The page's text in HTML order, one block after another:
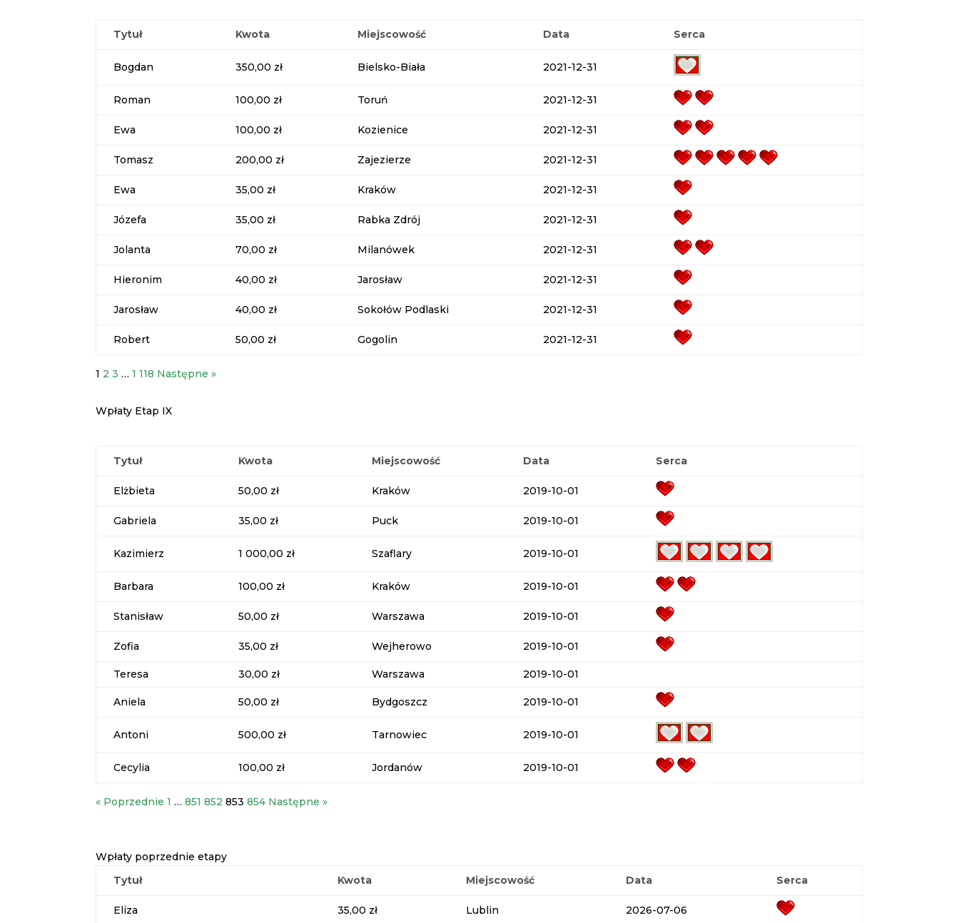
Tytuł Kwota Miejscowość Data Serca
Bogdan 350,00 zł Bielsko-Biała 2021-12-31
Roman 100,00 zł Toruń 2021-12-31
Ewa 100,00 zł Kozienice 2021-12-31
Tomasz 200,00 zł Zajezierze 2021-12-31
Ewa 35,00 zł Kraków 2021-12-31
Józefa 35,00 zł Rabka Zdrój 2021-12-31
Jolanta 70,00 zł Milanówek 2021-12-31
Hieronim 40,00 zł Jarosław 2021-12-31
Jarosław 40,00 zł Sokołów Podlaski 2021-12-31
Robert 50,00 zł Gogolin 2021-12-31
1 2 3 … 1 118 Następne »
Wpłaty Etap IX
Tytuł Kwota Miejscowość Data Serca
Elżbieta 50,00 zł Kraków 2019-10-01
Gabriela 35,00 zł Puck 2019-10-01
Kazimierz 1 000,00 zł Szaflary 2019-10-01
Barbara 100,00 zł Kraków 2019-10-01
Stanisław 50,00 zł Warszawa 2019-10-01
Zofia 35,00 zł Wejherowo 2019-10-01
Teresa 30,00 zł Warszawa 2019-10-01
Aniela 50,00 zł Bydgoszcz 2019-10-01
Antoni 500,00 zł Tarnowiec 2019-10-01
Cecylia 100,00 zł Jordanów 2019-10-01
« Poprzednie 1 … 851 852 853 854 Następne »
Wpłaty poprzednie etapy
Tytuł
Kwota Miejscowość Data Serca
Eliza 35,00 zł Lublin 2026-07-06